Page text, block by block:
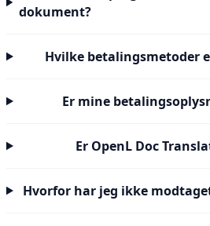
dokument?
Hvilke betalingsmetoder
Er mine
Er OpenL Doc
Hvorfor har jeg ikke